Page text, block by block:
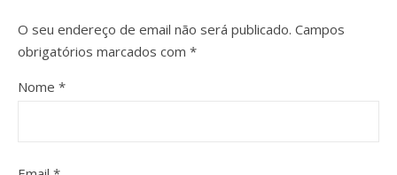
O seu endereço de email não será publicado. Campos
obrigatórios marcados com *
Nome *